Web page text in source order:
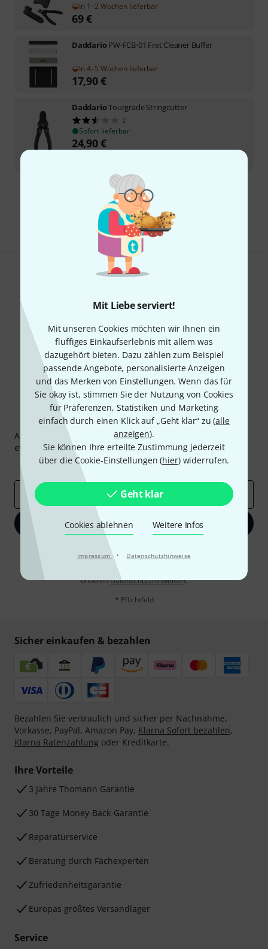
Mit Liebe serviert!
Mit unseren Cookies möchten wir Ihnen ein
fluffiges Einkaufserlebnis mit allem was
dazugehört bieten. Dazu zählen zum Beispiel
passende Angebote, personalisierte Anzeigen
und das Merken von Einstellungen. Wenn das für
Sie okay ist, stimmen Sie der Nutzung von Cookies
für Präferenzen, Statistiken und Marketing
einfach durch einen Klick auf „Geht klar“ zu (alle
anzeigen).
Sie können Ihre erteilte Zustimmung jederzeit
über die Cookie-Einstellungen (hier) widerrufen.
Geht klar
Cookies ablehnen Weitere Infos
Impressum · Datenschutzhinweise
In 1–2 Wochen lieferbar
69€
DaddarioPW-FCB-01 Fret Cleaner Buffer
In 4–5 Wochen lieferbar
17,90€
DaddarioTourgrade Stringcutter
2
Sofort lieferbar
24,90€
Kostenloser Versand ab 29 €
Alle Preise inkl. MwSt.
Gefällt Ihnen, was Sie sehen?
Teilen Hilfe & Feedback
Thomann Newsletter
Abonniere den Thomann Newsletter und gewinne mit
etwas Glück einen von 50 Gutscheinenüber jeweils50€
Inspirierende Beiträge
Deals Thomann Insights
E-Mail-Adresse
Jetzt anmelden
Mit Klick auf „Jetzt anmelden“ stimmen Sie dem Erhalt von E-Mail-
Werbung und einer Messung des E-Mail-Nutzungsverhaltens zu. Die
Abmeldung ist jederzeit möglich. Weitere Informationen finden Sie in
unserenDatenschutzhinweisen.
* Pflichtfeld
Sicher einkaufen & bezahlen
Bezahlen Sie vertraulich und sicher per Nachnahme,
Vorkasse, PayPal, Amazon Pay, Klarna Sofort bezahlen,
Klarna Ratenzahlung oder Kreditkarte.
Ihre Vorteile
3 Jahre Thomann Garantie
30 Tage Money-Back-Garantie
Reparaturservice
Beratung durch Fachexperten
Zufriedenheitsgarantie
Europas größtes Versandlager
Service